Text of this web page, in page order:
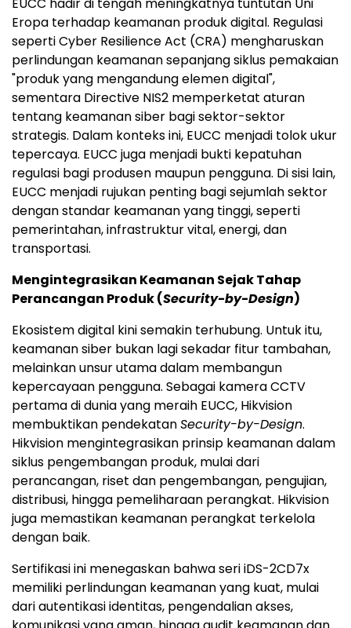
Eropa terhadap keamanan produk digital. Regulasi
seperti Cyber Resilience Act (CRA) mengharuskan
perlindungan keamanan sepanjang siklus pemakaian
"produk yang mengandung elemen digital",
sementara Directive NIS2 memperketat aturan
tentang keamanan siber bagi sektor-sektor
strategis. Dalam konteks ini, EUCC menjadi tolok ukur
tepercaya. EUCC juga menjadi bukti kepatuhan
regulasi bagi produsen maupun pengguna. Di sisi lain,
EUCC menjadi rujukan penting bagi sejumlah sektor
dengan standar keamanan yang tinggi, seperti
pemerintahan, infrastruktur vital, energi, dan
transportasi.
Mengintegrasikan Keamanan Sejak Tahap
Perancangan Produk (Security-by-Design)
Ekosistem digital kini semakin terhubung. Untuk itu,
keamanan siber bukan lagi sekadar fitur tambahan,
melainkan unsur utama dalam membangun
kepercayaan pengguna. Sebagai kamera CCTV
pertama di dunia yang meraih EUCC, Hikvision
membuktikan pendekatanSecurity-by-Design.
Hikvision mengintegrasikan prinsip keamanan dalam
siklus pengembangan produk, mulai dari
perancangan, riset dan pengembangan, pengujian,
distribusi, hingga pemeliharaan perangkat. Hikvision
juga memastikan keamanan perangkat terkelola
dengan baik.
Sertifikasi ini menegaskan bahwa seri iDS-2CD7x
memiliki perlindungan keamanan yang kuat, mulai
dari autentikasi identitas, pengendalian akses,